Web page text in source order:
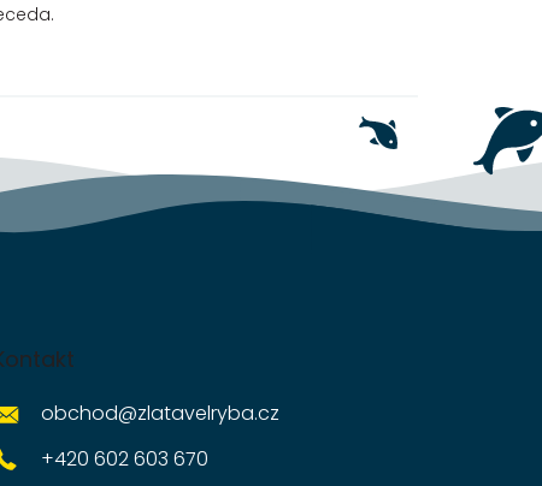
obchod@zlatavelryba.cz
+420 602 603 670